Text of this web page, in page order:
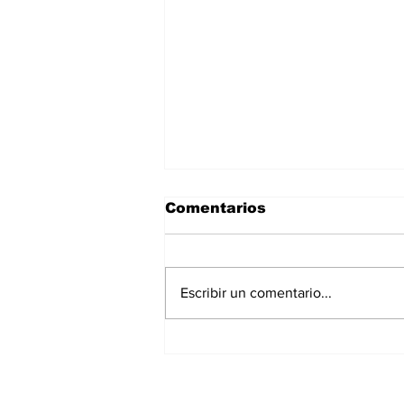
Comentarios
Escribir un comentario...